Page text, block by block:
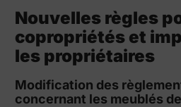
Nouvelles règles
copropriétés et
les propriétaires
Modification des
concernant les meublés